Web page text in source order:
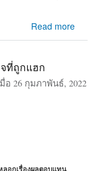
Read more
ารถกู้คืนได้ 24 ชั่วโมง
ที่ถูกแฮก
มื่อ 26 กุมภาพันธ์, 2022